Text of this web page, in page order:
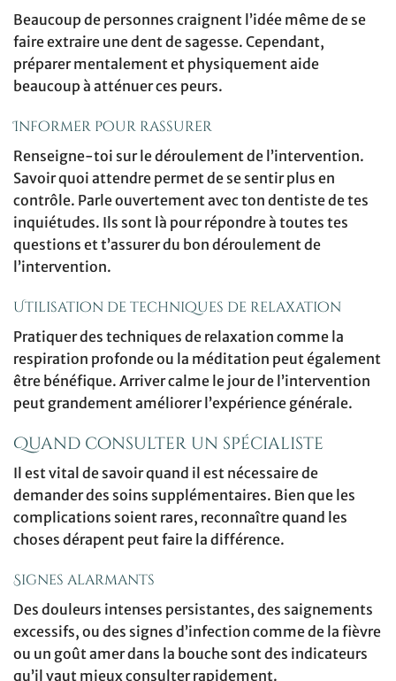
Beaucoup de personnes craignent l’idée même de se
faire extraire une dent de sagesse. Cependant,
préparer mentalement et physiquement aide
beaucoup à atténuer ces peurs.
Informer pour rassurer
Renseigne-toi sur le déroulement de l’intervention.
Savoir quoi attendre permet de se sentir plus en
contrôle. Parle ouvertement avec ton dentiste de tes
inquiétudes. Ils sont là pour répondre à toutes tes
questions et t’assurer du bon déroulement de
l’intervention.
Utilisation de techniques de relaxation
Pratiquer des techniques de relaxation comme la
respiration profonde ou la méditation peut également
être bénéfique. Arriver calme le jour de l’intervention
peut grandement améliorer l’expérience générale.
Quand consulter un spécialiste
Il est vital de savoir quand il est nécessaire de
demander des soins supplémentaires. Bien que les
complications soient rares, reconnaître quand les
choses dérapent peut faire la différence.
Signes alarmants
Des douleurs intenses persistantes, des saignements
excessifs, ou des signes d’infection comme de la fièvre
ou un goût amer dans la bouche sont des indicateurs
qu’il vaut mieux consulter rapidement.